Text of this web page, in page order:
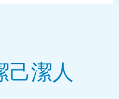
己潔人